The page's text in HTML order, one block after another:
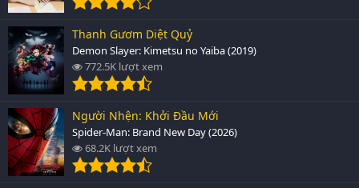
Thanh Gươm Diệt Quỷ
Demon Slayer: Kimetsu no Yaiba (2019)
772.5K lượt xem
Người Nhện: Khởi Đầu Mới
Spider-Man: Brand New Day (2026)
68.2K lượt xem